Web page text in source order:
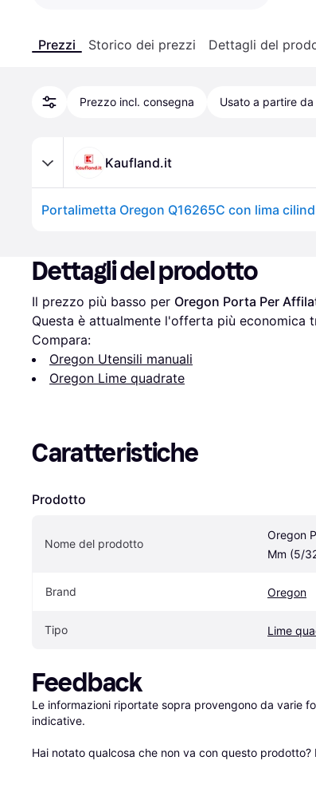
Prezzi Storico dei prezzi Dettagli del
Prezzo incl. consegna Usato a partire da
Kaufland.it
Portalimetta Oregon Q16265C con lima
Dettagli del prodotto
Il prezzo più basso per Oregon Porta Per
Questa è attualmente l'offerta più economica
Compara:
Oregon Utensili manuali
Oregon Lime quadrate
Caratteristiche
Prodotto
Nome del prodotto
Oregon
Mm (5/
Brand Oregon
Tipo Lime
Feedback
Le informazioni riportate sopra provengono da varie
indicative.
Hai notato qualcosa che non va con questo prodotto?